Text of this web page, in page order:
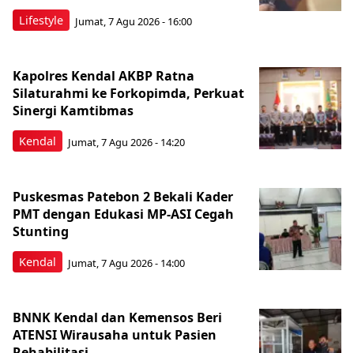
Lifestyle Jumat, 7 Agu 2026 - 16:00
Kendal
Kapolres Kendal AKBP Ratna
Silaturahmi ke Forkopimda, Perkuat
Sinergi Kamtibmas
Jumat, 7 Agu 2026 - 14:20
Kendal
Puskesmas Patebon 2 Bekali Kader
PMT dengan Edukasi MP-ASI Cegah
Stunting
Jumat, 7 Agu 2026 - 14:00
BNNK Kendal dan Kemensos Beri
ATENSI Wirausaha untuk Pasien